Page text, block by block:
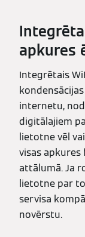
apkures
Integrētais
internetu,
digitālajiem
lietotne vēl
visas
attālumā. Ja
lietotne par
servisa
novērstu.